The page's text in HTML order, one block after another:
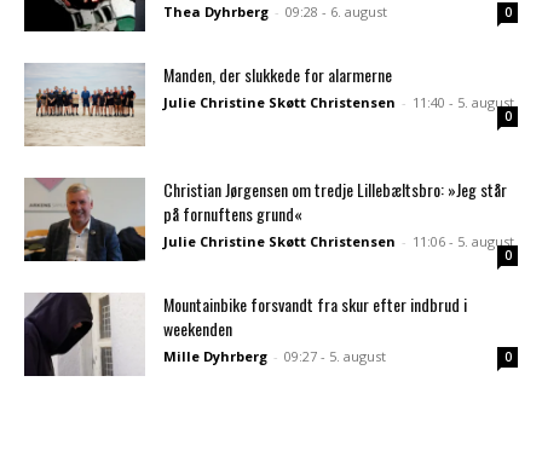
Thea Dyhrberg - 09:28 - 6. august 0
Manden, der slukkede for alarmerne
Julie Christine Skøtt Christensen - 11:40 - 5. august
0
Christian Jørgensen om tredje Lillebæltsbro: »Jeg står
på fornuftens grund«
Julie Christine Skøtt Christensen - 11:06 - 5. august
0
Mountainbike forsvandt fra skur efter indbrud i
weekenden
Mille Dyhrberg - 09:27 - 5. august 0